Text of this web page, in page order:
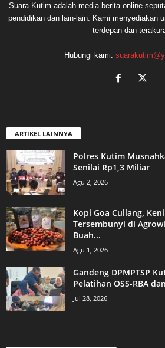
Suara Kutim adalah media berita online
pendidikan dan lain-lain. Kami menyediakan
terdepan dan
Hubungi kami:
ARTIKEL LAINNYA
Polres Kutim
Senilai Rp1,3 Miliar
Agu 2, 2026
Kopi Goa Cullang,
Tersembunyi di
Buah...
Agu 1, 2026
Gandeng DPMPTSP
Pelatihan OSS-RBA
Jul 28, 2026